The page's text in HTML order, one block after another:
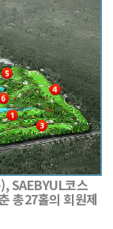
SAEBYUL코스
총27홀의 회원제